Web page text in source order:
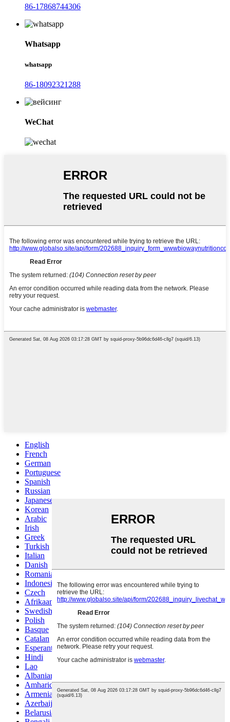
86-17868744306
Whatsapp
whatsapp
86-18092321288
WeChat
English
French
German
Portuguese
Spanish
Russian
Japanese
Korean
Arabic
Irish
Greek
Turkish
Italian
Danish
Romanian
Indonesian
Czech
Afrikaans
Swedish
Polish
Basque
Catalan
Esperanto
Hindi
Lao
Albanian
Amharic
Armenian
Azerbaijani
Belarusian